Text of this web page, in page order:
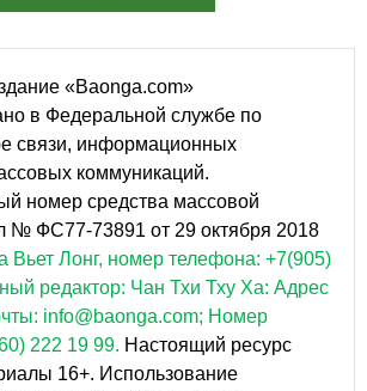
«Baonga.com»
в Федеральной службе по
связи, информационных
коммуникаций.
номер средства массовой
№ ФС77-73891 от 29 октября 2018
Вьет Лонг, номер телефона: +7(905)
редактор: Чан Тхи Тху Ха: Адрес
info@baonga.com; Номер
222 19 99. Настоящий ресурс
16+. Использование